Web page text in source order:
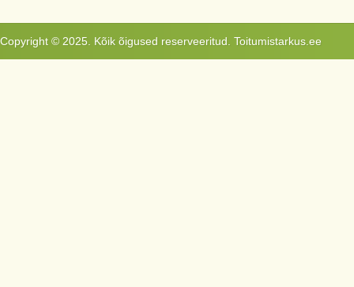
Copyright © 2025. Kõik õigused reserveeritud. Toitumistarkus.ee